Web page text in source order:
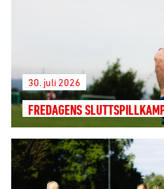
30. juli 2026
FREDAGENS